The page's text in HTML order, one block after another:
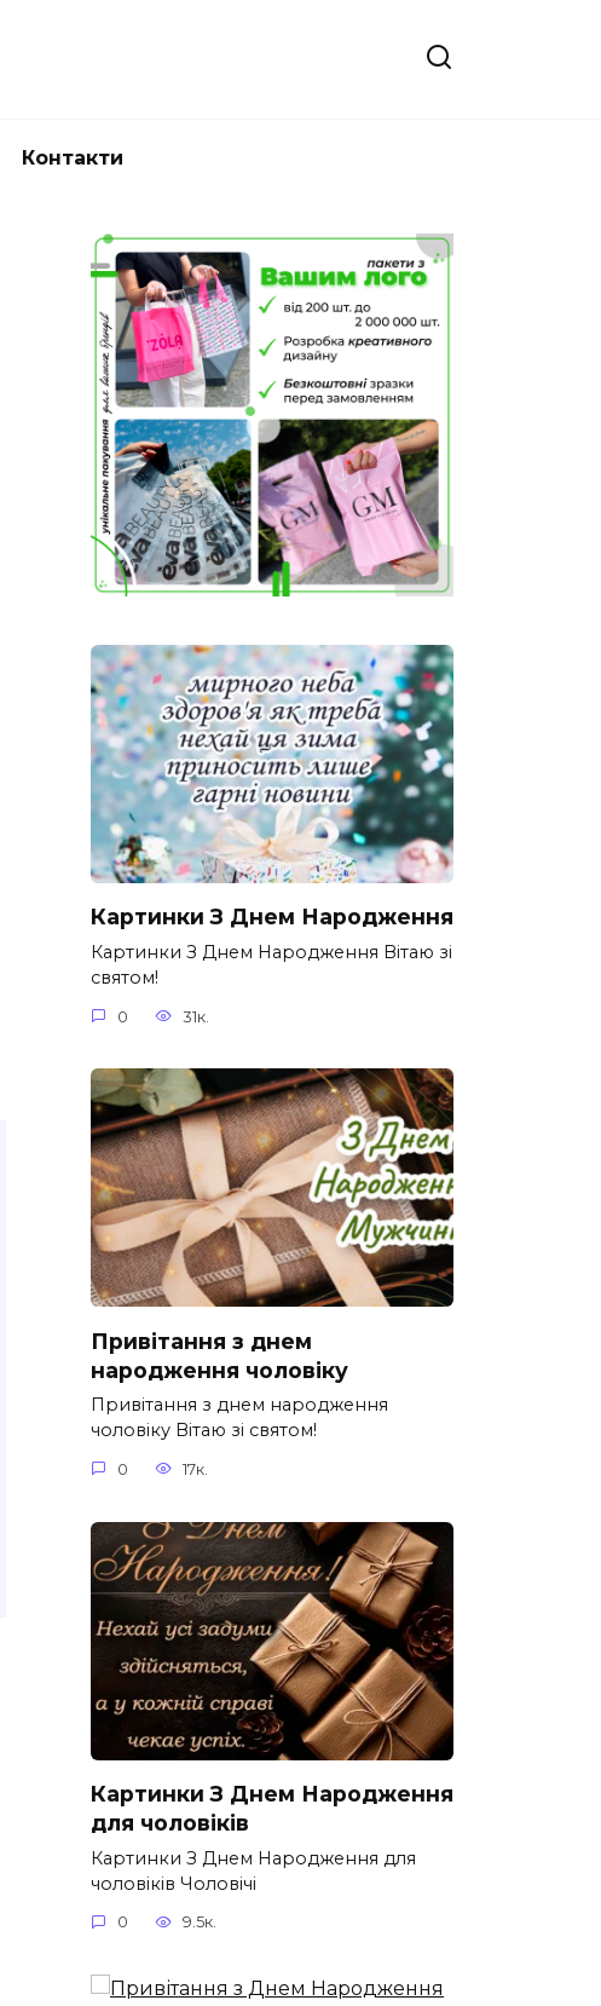
Контакти
Картинки З Днем Народження
Картинки З Днем Народження Вітаю зі
святом!
0 31к.
Привітання з днем
народження чоловіку
Привітання з днем народження
чоловіку Вітаю зі святом!
0 17к.
Картинки З Днем Народження
для чоловіків​
Картинки З Днем Народження для
чоловіків​ Чоловічі
0 9.5к.